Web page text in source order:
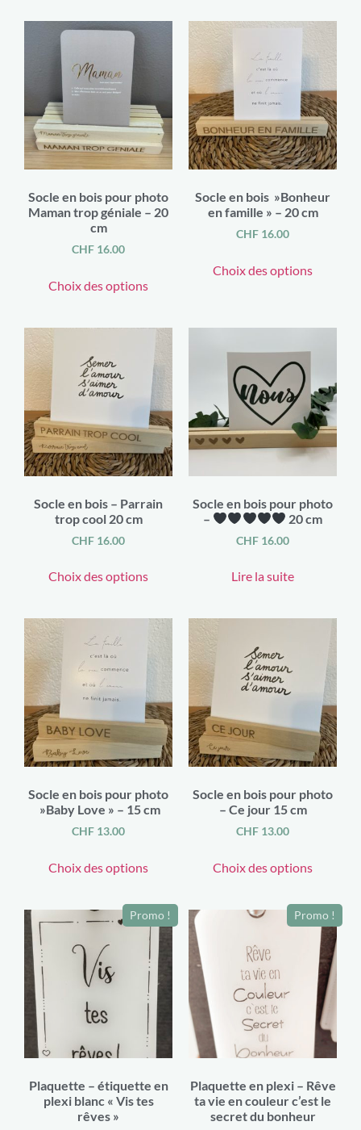
Socle en bois pour photo
Maman trop géniale – 20
cm
CHF 16.00
Choix des options
Socle en bois »Bonheur
en famille » – 20 cm
CHF 16.00
Choix des options
Socle en bois – Parrain
trop cool 20 cm
CHF 16.00
Choix des options
Socle en bois pour photo
–
20 cm
CHF 16.00
Lire la suite
Socle en bois pour photo
»Baby Love » – 15 cm
CHF 13.00
Choix des options
Socle en bois pour photo
– Ce jour 15 cm
CHF 13.00
Choix des options
Promo !
Plaquette – étiquette en
plexi blanc « Vis tes
rêves »
Promo !
Plaquette en plexi – Rêve
ta vie en couleur c’est le
secret du bonheur